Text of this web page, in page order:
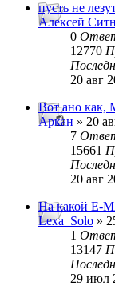
пусть не
Алексей
0
12770
20 авг
Вот ано как,
Аркан » 20
7
15661
20 авг
На какой E-
Lexa_Solo »
1
13147
29 июл